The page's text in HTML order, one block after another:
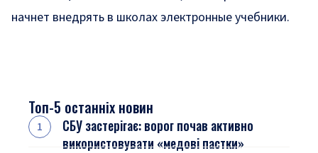
начнет внедрять в школахэлектронные учебники.
Топ-5 останніх новин
СБУ застерігає: ворог почав активно
використовувати «медові пастки»